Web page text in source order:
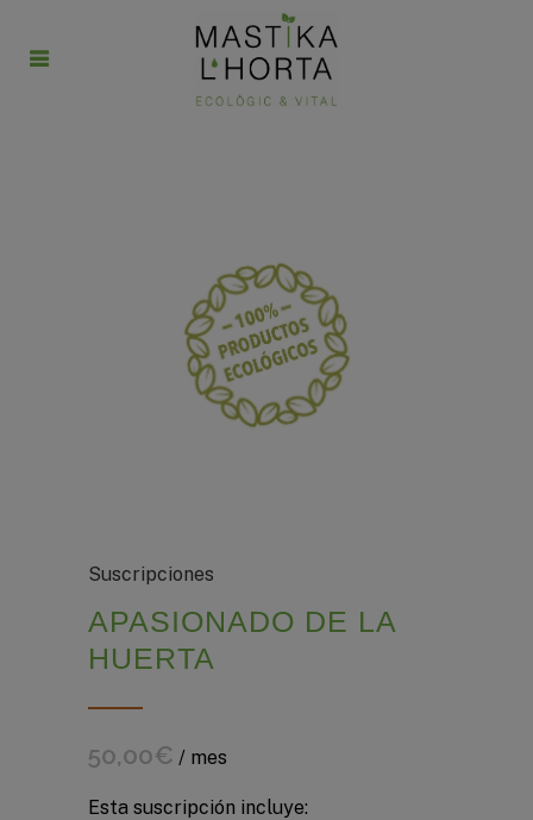
Suscripciones
APASIONADO DE LA
HUERTA
50,00€ / mes
Esta suscripción incluye: